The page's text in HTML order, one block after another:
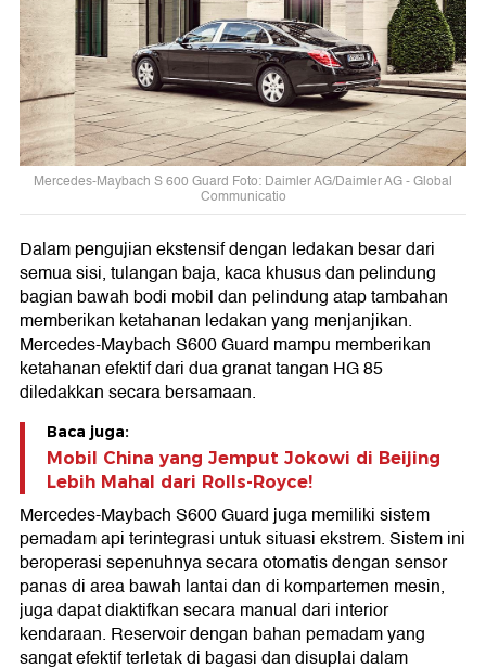
Mercedes-Maybach S 600 Guard Foto: Daimler AG/Daimler AG - Global
Communicatio
Dalam pengujian ekstensif dengan ledakan besar dari
semua sisi, tulangan baja, kaca khusus dan pelindung
bagian bawah bodi mobil dan pelindung atap tambahan
memberikan ketahanan ledakan yang menjanjikan.
Mercedes-Maybach S600 Guard mampu memberikan
ketahanan efektif dari dua granat tangan HG 85
diledakkan secara bersamaan.
Baca juga:
Mobil China yang Jemput Jokowi di Beijing
Lebih Mahal dari Rolls-Royce!
Mercedes-Maybach S600 Guard juga memiliki sistem
pemadam api terintegrasi untuk situasi ekstrem. Sistem ini
beroperasi sepenuhnya secara otomatis dengan sensor
panas di area bawah lantai dan di kompartemen mesin,
juga dapat diaktifkan secara manual dari interior
kendaraan. Reservoir dengan bahan pemadam yang
sangat efektif terletak di bagasi dan disuplai dalam